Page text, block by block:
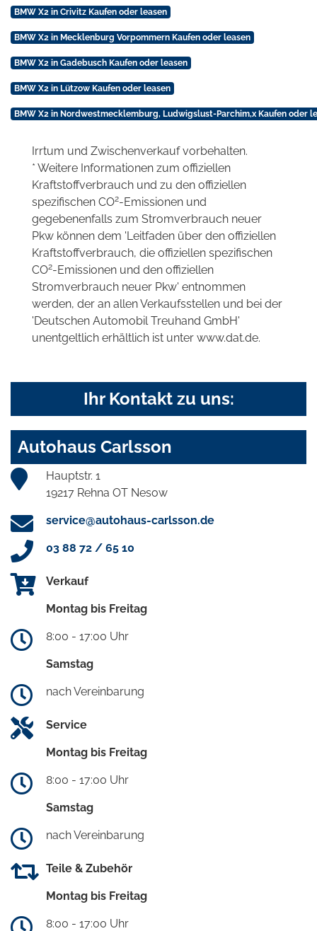
BMW X2 in Crivitz Kaufen oder leasen
BMW X2 in Mecklenburg Vorpommern Kaufen oder leasen
BMW X2 in Gadebusch Kaufen oder leasen
BMW X2 in Lützow Kaufen oder leasen
BMW X2 in Nordwestmecklemburg, Ludwigslust-Parchim,x Kaufen oder
Irrtum und Zwischenverkauf vorbehalten.
* Weitere Informationen zum offiziellen
Kraftstoffverbrauch und zu den offiziellen
spezifischen CO2-Emissionen und
gegebenenfalls zum Stromverbrauch neuer
Pkw können dem 'Leitfaden über den offiziellen
Kraftstoffverbrauch, die offiziellen spezifischen
CO2-Emissionen und den offiziellen
Stromverbrauch neuer Pkw' entnommen
werden, der an allen Verkaufsstellen und bei der
'Deutschen Automobil Treuhand GmbH'
unentgeltlich erhältlich ist unter www.dat.de.
Ihr Kontakt zu uns:
Autohaus Carlsson
Hauptstr. 1
19217 Rehna OT Nesow
service@autohaus-carlsson.de
03 88 72 / 65 10
Verkauf
Montag bis Freitag
8:00 - 17:00 Uhr
Samstag
nach Vereinbarung
Service
Montag bis Freitag
8:00 - 17:00 Uhr
Samstag
nach Vereinbarung
Teile & Zubehör
Montag bis Freitag
8:00 - 17:00 Uhr